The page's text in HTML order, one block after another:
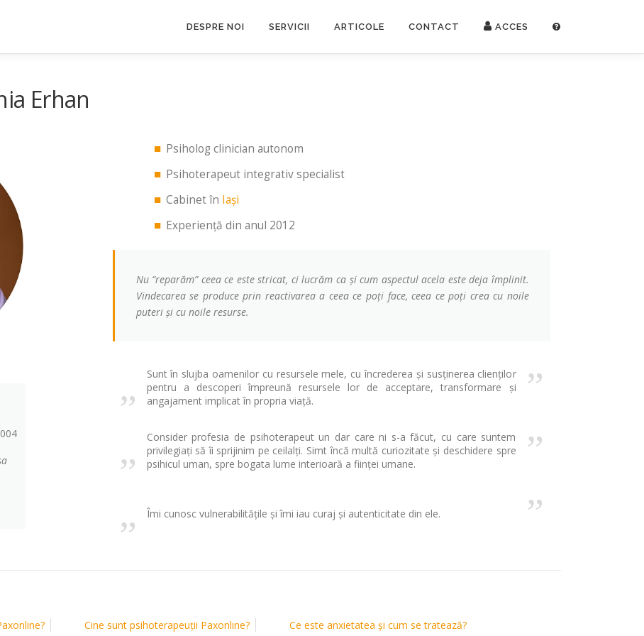
DESPRE NOI SERVICII ARTICOLE CONTACT ACCES
Erhan
Psiholog clinician autonom
Psihoterapeut integrativ specialist
Cabinet în Iași
Experiență din anul 2012
Nu “reparăm” ceea ce este stricat, ci lucrăm ca și cum aspectul acela este deja împlinit.
Vindecarea se produce prin reactivarea a ceea ce poți face, ceea ce poți crea cu noile
puteri și cu noile resurse.
„
Sunt în slujba oamenilor cu resursele mele, cu încrederea și susținerea clienților
pentru a descoperi împreună resursele lor de acceptare, transformare și
angajament implicat în propria viață.
”
„
Consider profesia de psihoterapeut un dar care ni s-a făcut, cu care suntem
privilegiați să îi sprijinim pe ceilalți. Simt încă multă curiozitate și deschidere spre
psihicul uman, spre bogata lume interioară a ființei umane.
”
„
Îmi cunosc vulnerabilitățile și îmi iau curaj și autenticitate din ele. ”
Cine sunt psihoterapeuții Paxonline? Ce este anxietatea și cum se tratează?